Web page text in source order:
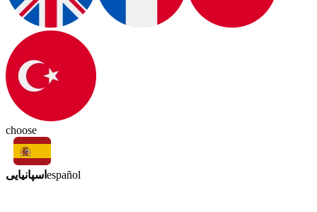
choose
اسپانیایی español